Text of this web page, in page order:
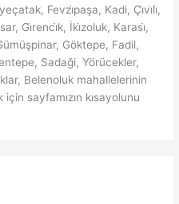
Fevzi̇paşa, Kadi, Çi̇vi̇li̇,
Gi̇renci̇k, İki̇zoluk, Karasi̇,
Göktepe, Fadil,
Sadaği, Yörücekler,
Belenoluk mahallelerinin
sayfamızın kısayolunu